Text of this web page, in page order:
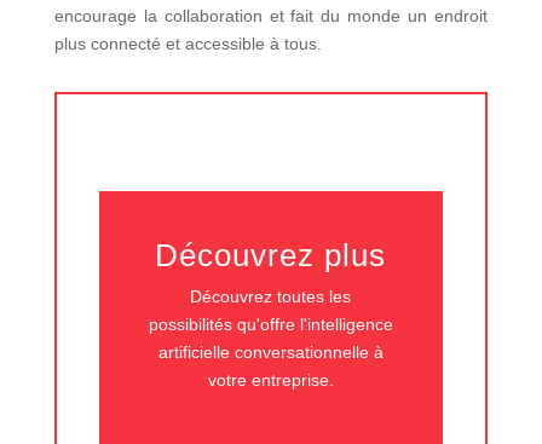
encourage la collaboration et fait du monde un endroit
plus connecté et accessible à tous.
Découvrez plus
Découvrez toutes les
possibilités qu'offre l'intelligence
artificielle conversationnelle à
votre entreprise.